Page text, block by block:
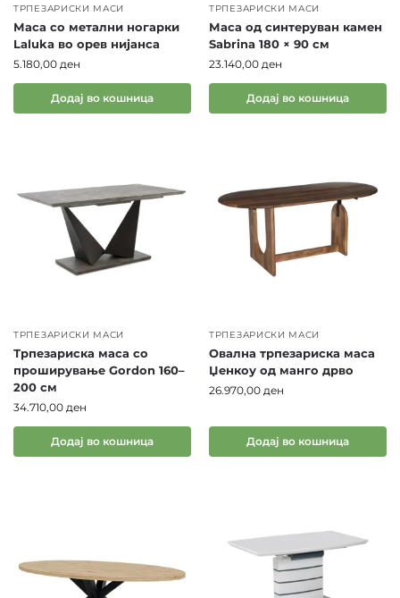
ТРПЕЗАРИСКИ МАСИ
Маса со метални ногарки
Laluka во орев нијанса
5.180,00 ден
Додај во кошница
ТРПЕЗАРИСКИ МАСИ
Маса од синтеруван камен
Sabrina 180 × 90 см
23.140,00 ден
Додај во кошница
ТРПЕЗАРИСКИ МАСИ
Трпезариска маса со
проширување Gordon 160–
200 см
34.710,00 ден
Додај во кошница
ТРПЕЗАРИСКИ МАСИ
Овална трпезариска маса
Џенкоу од манго дрво
26.970,00 ден
Додај во кошница